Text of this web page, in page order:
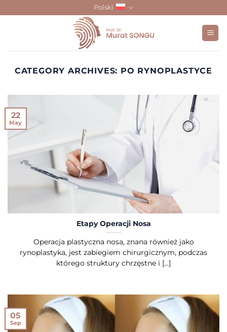
Polski
CATEGORY ARCHIVES: PO RYNOPLASTYCE
Etapy Operacji Nosa
Operacja plastyczna nosa, znana również jako
rynoplastyka, jest zabiegiem chirurgicznym, podczas
którego struktury chrzęstne i [...]
22
May
05
Sep